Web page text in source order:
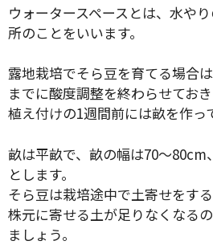
ウォータースペースとは、水や
所のことをいいます。
露地栽培でそら豆を育てる場合
までに酸度調整を終わらせておき
植え付けの1週間前には畝を作っ
畝は平畝で、畝の幅は70〜
とします。
そら豆は栽培途中で土寄せをす
株元に寄せる土が足りなくなる
ましょう。